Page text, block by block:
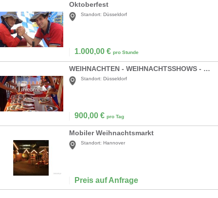
Oktoberfest
Standort: Düsseldorf
1.000,00 € pro Stunde
WEIHNACHTEN - WEIHNACHTSSHOWS - WEIHNACHTSMARKT
Standort: Düsseldorf
900,00 € pro Tag
Mobiler Weihnachtsmarkt
Standort: Hannover
Preis auf Anfrage